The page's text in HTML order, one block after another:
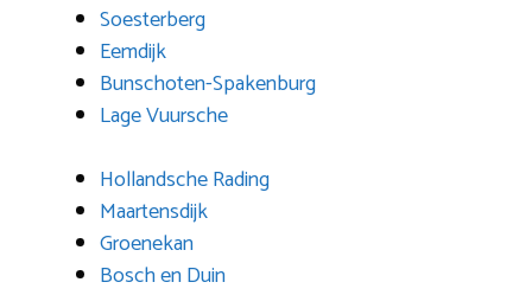
Soesterberg
Eemdijk
Bunschoten-Spakenburg
Lage Vuursche
Hollandsche Rading
Maartensdijk
Groenekan
Bosch en Duin